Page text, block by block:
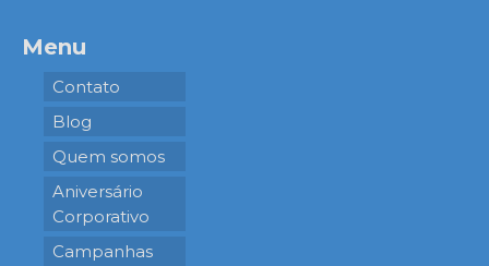
Menu
Contato
Blog
Quem somos
Aniversário
Corporativo
Campanhas